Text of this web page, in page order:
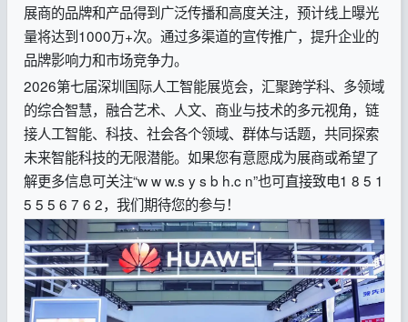
展商的品牌和产品得到广泛传播和高度关注，预计线上曝光
量将达到1000万+次。通过多渠道的宣传推广，提升企业的
品牌影响力和市场竞争力。
2026第七届深圳国际人工智能展览会，汇聚跨学科、多领域
的综合智慧，融合艺术、人文、商业与技术的多元视角，链
接人工智能、科技、社会各个领域、群体与话题，共同探索
未来智能科技的无限潜能。如果您有意愿成为展商或希望了
解更多信息可关注“w w w.s y s b h.c n”也可直接致电1 8 5 1
5 5 5 6 7 6 2，我们期待您的参与！